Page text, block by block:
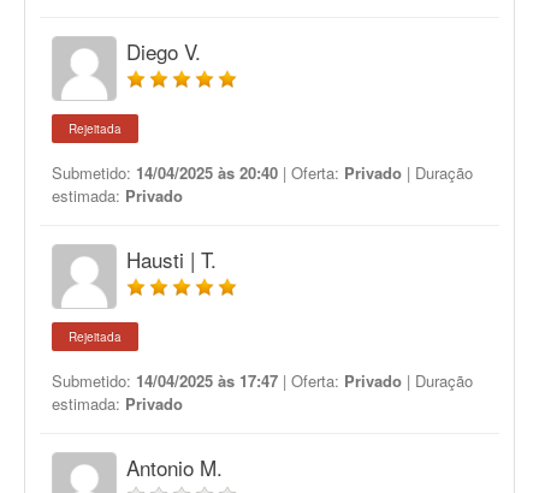
Diego V.
Rejeitada
Submetido: 14/04/2025 às 20:40 | Oferta: Privado | Duração
estimada: Privado
Hausti | T.
Rejeitada
Submetido: 14/04/2025 às 17:47 | Oferta: Privado | Duração
estimada: Privado
Antonio M.